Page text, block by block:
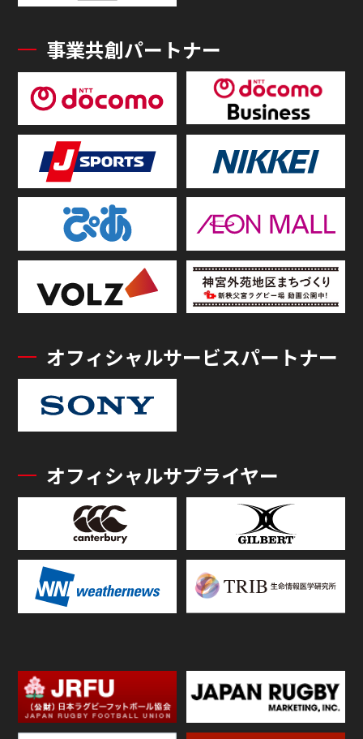
事業共創パートナー
オフィシャルサービスパートナー
オフィシャルサプライヤー